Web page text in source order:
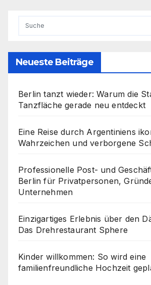
Neueste Beiträge
Berlin tanzt wieder: Warum die
Tanzfläche gerade neu entdeckt
Eine Reise durch Argentiniens
Wahrzeichen und verborgene
Professionelle Post- und
Berlin für Privatpersonen,
Unternehmen
Einzigartiges Erlebnis über den
Das Drehrestaurant Sphere
Kinder willkommen: So wird eine
familienfreundliche Hochzeit